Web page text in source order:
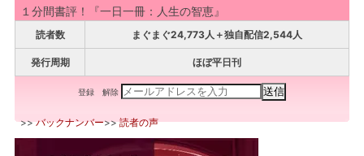
１分間書評！『一日一冊：人生の智恵』
読者数 まぐまぐ24,773人＋独自配信2,544人
発行周期 ほぼ平日刊
登録 解除
>>バックナンバー>>読者の声